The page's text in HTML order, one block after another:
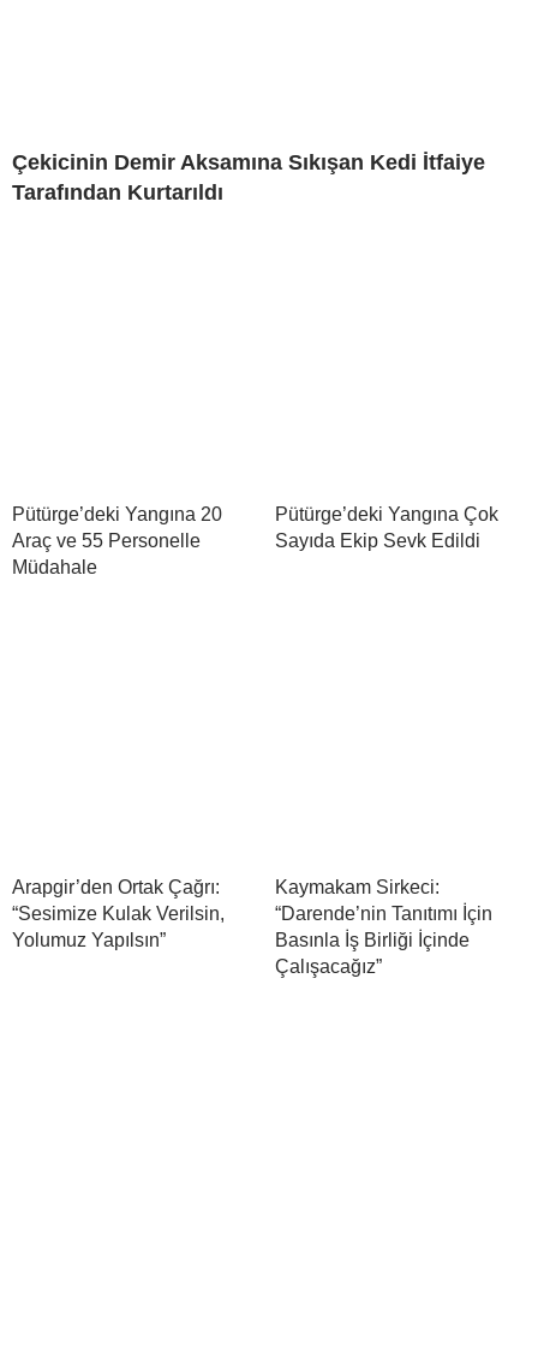
Çekicinin Demir Aksamına Sıkışan Kedi İtfaiye
Tarafından Kurtarıldı
Pütürge’deki Yangına 20
Araç ve 55 Personelle
Müdahale
Pütürge’deki Yangına Çok
Sayıda Ekip Sevk Edildi
Arapgir’den Ortak Çağrı:
“Sesimize Kulak Verilsin,
Yolumuz Yapılsın”
Kaymakam Sirkeci:
“Darende’nin Tanıtımı İçin
Basınla İş Birliği İçinde
Çalışacağız”